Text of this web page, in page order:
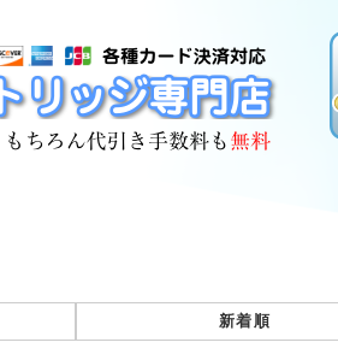
新着順